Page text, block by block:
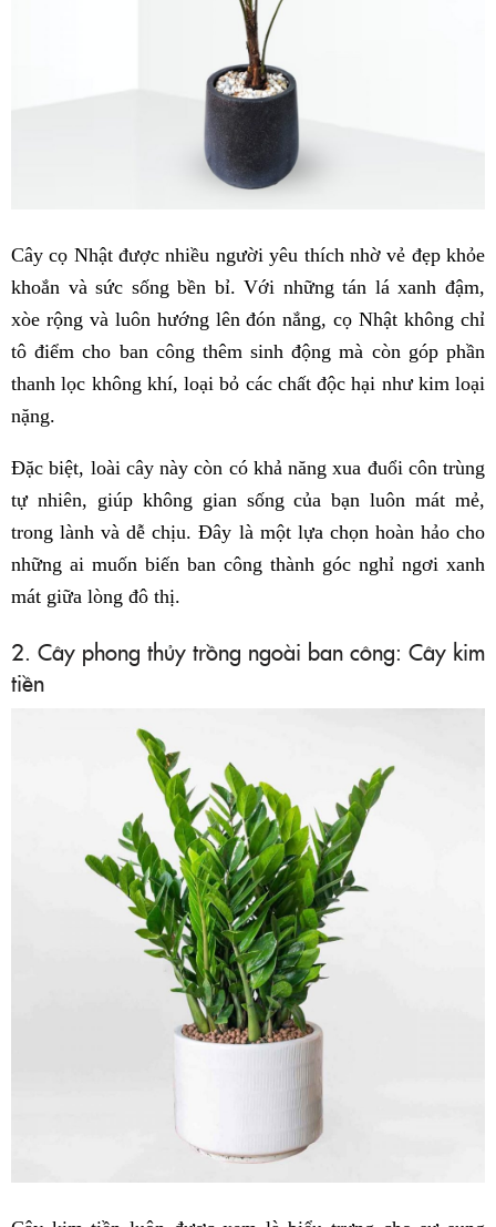
Cây cọ Nhật được nhiều người yêu thích nhờ vẻ đẹp khỏe
khoắn và sức sống bền bỉ. Với những tán lá xanh đậm,
xòe rộng và luôn hướng lên đón nắng, cọ Nhật không chỉ
tô điểm cho ban công thêm sinh động mà còn góp phần
thanh lọc không khí, loại bỏ các chất độc hại như kim loại
nặng.
Đặc biệt, loài cây này còn có khả năng xua đuổi côn trùng
tự nhiên, giúp không gian sống của bạn luôn mát mẻ,
trong lành và dễ chịu. Đây là một lựa chọn hoàn hảo cho
những ai muốn biến ban công thành góc nghỉ ngơi xanh
mát giữa lòng đô thị.
2. Cây phong thủy trồng ngoài ban công: Cây kim
tiền